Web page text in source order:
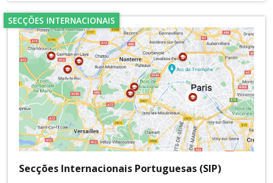
SECÇÕES INTERNACIONAIS
Secções Internacionais Portuguesas (SIP)